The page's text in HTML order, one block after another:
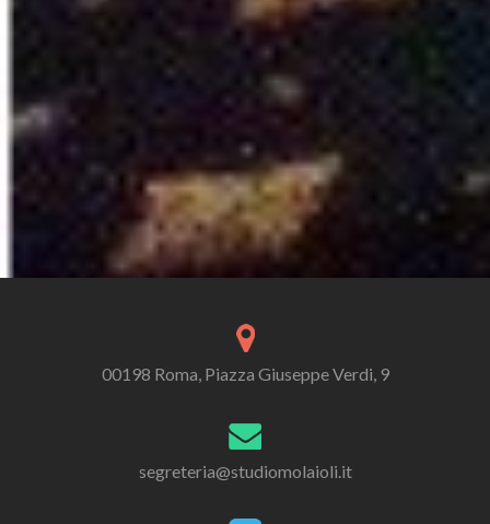
00198 Roma, Piazza Giuseppe Verdi, 9
segreteria@studiomolaioli.it